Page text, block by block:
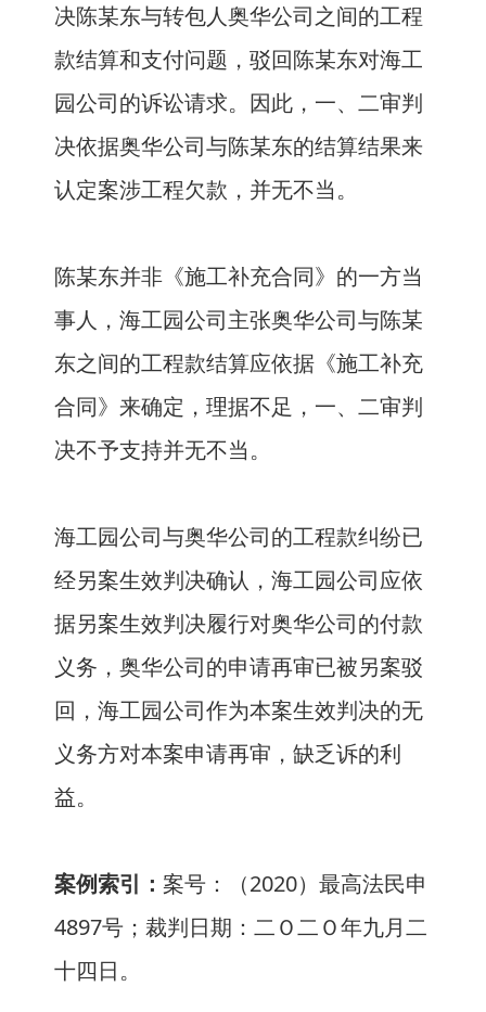
决陈某东与转包人奥华公司之间的工程
款结算和支付问题，驳回陈某东对海工
园公司的诉讼请求。因此，一、二审判
决依据奥华公司与陈某东的结算结果来
认定案涉工程欠款，并无不当。
陈某东并非《施工补充合同》的一方当
事人，海工园公司主张奥华公司与陈某
东之间的工程款结算应依据《施工补充
合同》来确定，理据不足，一、二审判
决不予支持并无不当。
海工园公司与奥华公司的工程款纠纷已
经另案生效判决确认，海工园公司应依
据另案生效判决履行对奥华公司的付款
义务，奥华公司的申请再审已被另案驳
回，海工园公司作为本案生效判决的无
义务方对本案申请再审，缺乏诉的利
益。
案例索引： 案号：（2020）最高法民申
4897号；裁判日期：二Ｏ二Ｏ年九月二
十四日。